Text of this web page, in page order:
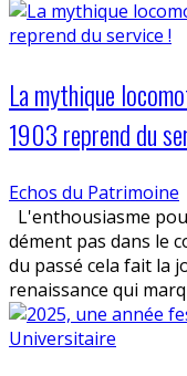
La mythique
1903 reprend du
Echos du Patrimoine
L'enthousiasme
dément pas dans le
du passé cela fait la
renaissance qui